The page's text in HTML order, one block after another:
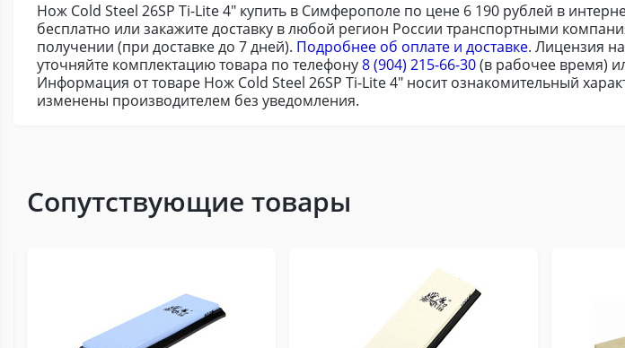
Нож Cold Steel 26SP Ti-Lite 4" купить в Симферополе по цене 6 190 рублей в
бесплатно или закажите доставку в любой регион России транспортными
получении (при доставке до 7 дней). Подробнее об оплате и доставке. Лицензия
уточняйте комплектацию товара по телефону8 (904) 215-66-30(в рабочее время)
Информация от товаре Нож Cold Steel 26SP Ti-Lite 4" носит ознакомительный
изменены производителем без уведомления.
Сопутствующие товары